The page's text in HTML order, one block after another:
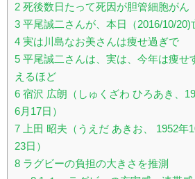
2 死後数日たって死因が胆管細胞がん
3 平尾誠二さんが、本日（2016/10/20)
4 実は川島なお美さんは痩せ過ぎで
5 平尾誠二さんは、実は、今年は痩せ
えるほど
6 宿沢 広朗（しゅくざわ ひろあき、
6月17日）
7 上田 昭夫（うえだ あきお、 1952年
23日）
8 ラグビーの負担の大きさを推測